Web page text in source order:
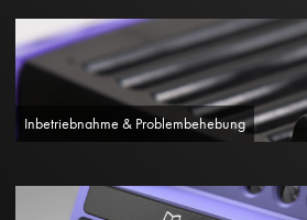
Inbetriebnahme & Problembehebung